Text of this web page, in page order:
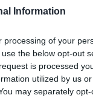
Information
processing of your
the below opt-out
is processed
utilized by us
may separately
anledning årets Tv